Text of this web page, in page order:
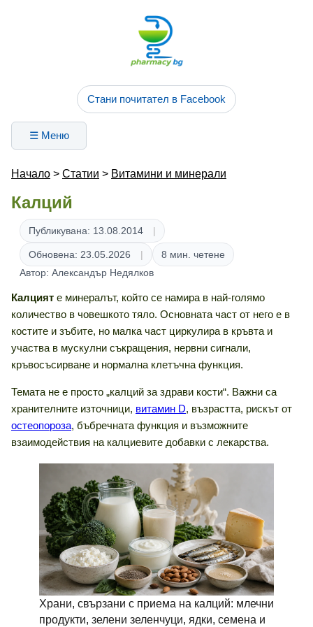
Стани почитател в Facebook
☰ Меню
Начало > Статии > Витамини и минерали
Калций
Публикувана: 13.08.2014
Обновена: 23.05.2026
8 мин. четене
Автор: Александър Недялков
Калцият е минералът, който се намира в най-голямо
количество в човешкото тяло. Основната част от него е в
костите и зъбите, но малка част циркулира в кръвта и
участва в мускулни съкращения, нервни сигнали,
кръвосъсирване и нормална клетъчна функция.
Темата не е просто „калций за здрави кости“. Важни са
хранителните източници, витамин D, възрастта, рискът от
остеопороза, бъбречната функция и възможните
взаимодействия на калциевите добавки с лекарства.
Храни, свързани с приема на калций: млечни
продукти, зелени зеленчуци, ядки, семена и